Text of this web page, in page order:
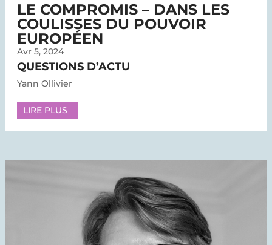
LE COMPROMIS – DANS LES
COULISSES DU POUVOIR
EUROPÉEN
Avr 5, 2024
QUESTIONS D’ACTU
Yann Ollivier
LIRE PLUS